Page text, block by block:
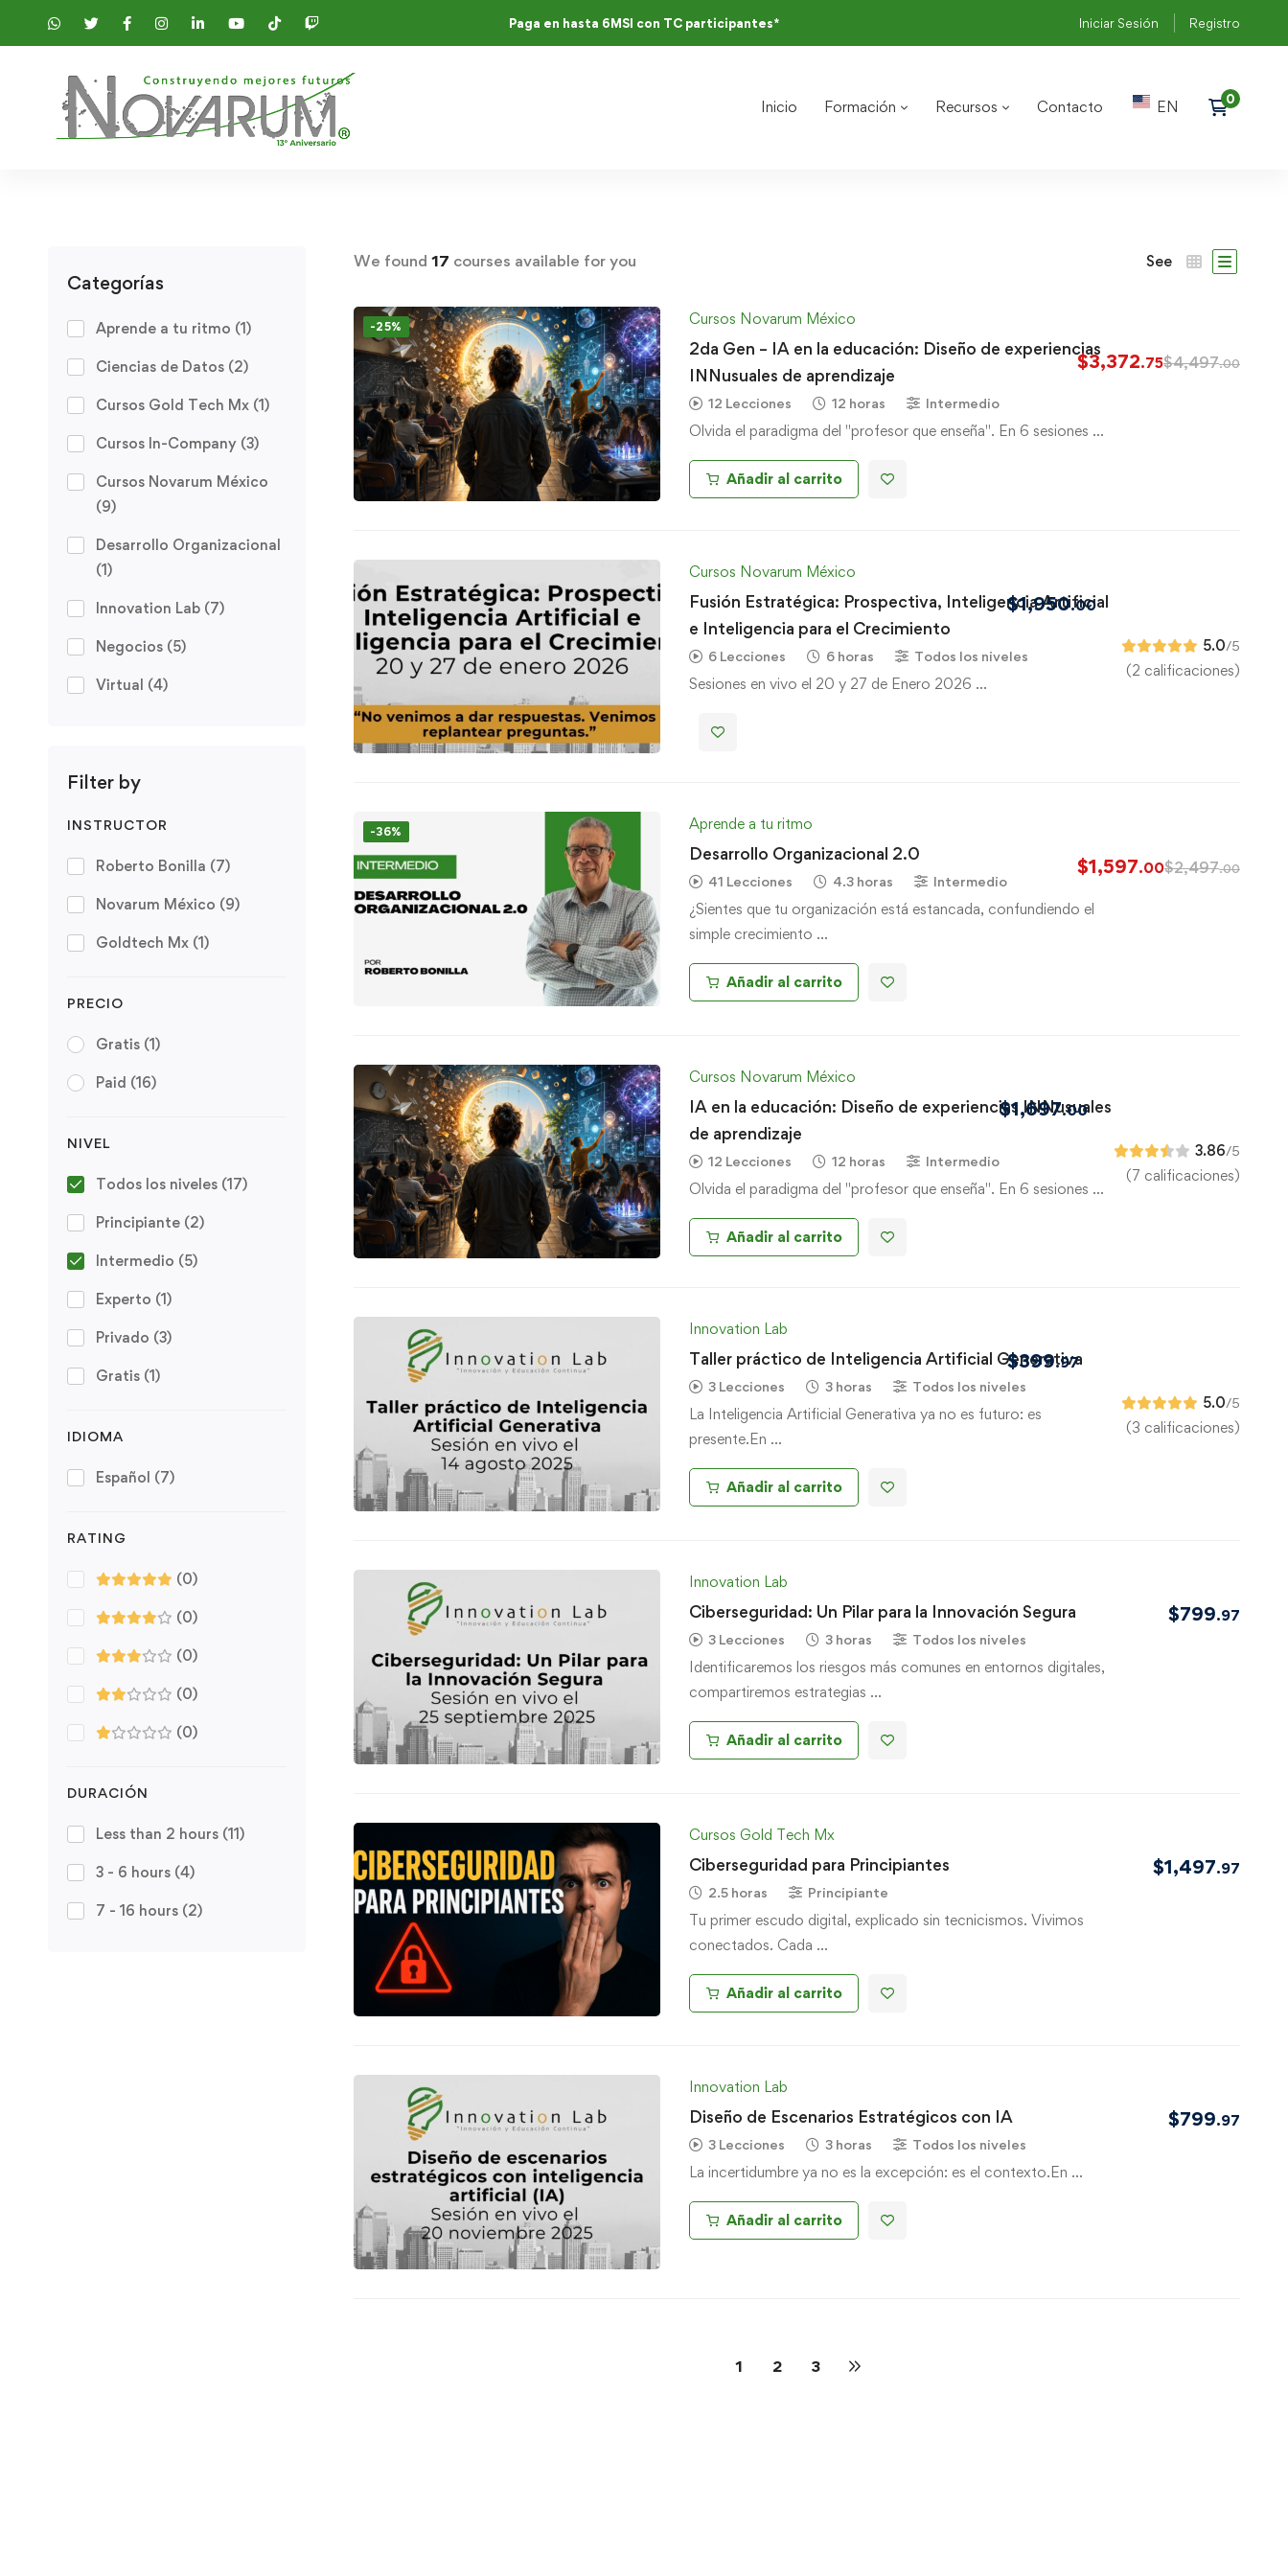
Paga en hasta 6MSI con TC participantes* Iniciar Sesión Registro
Inicio Formación Recursos Contacto EN
Categorías
Aprende a tu ritmo (1)
Ciencias de Datos (2)
Cursos Gold Tech Mx (1)
Cursos In-Company (3)
Cursos Novarum México
(9)
Desarrollo Organizacional
(1)
Innovation Lab (7)
Negocios (5)
Virtual (4)
Filter by
INSTRUCTOR
Roberto Bonilla (7)
Novarum México (9)
Goldtech Mx (1)
PRECIO
Gratis (1)
Paid (16)
NIVEL
Todos los niveles (17)
Principiante (2)
Intermedio (5)
Experto (1)
Privado (3)
Gratis (1)
IDIOMA
Español (7)
RATING
(0)
(0)
(0)
(0)
(0)
DURACIÓN
Less than 2 hours (11)
3 - 6 hours (4)
7 - 16 hours (2)
We found 17 courses available for you See
-25% Cursos Novarum México
2da Gen – IA en la educación: Diseño de experiencias
INNusuales de aprendizaje
12 Lecciones 12 horas Intermedio
Olvida el paradigma del "profesor que enseña". En 6 sesiones …
$3,372.75$4,497.00
Añadir al carrito
Cursos Novarum México
Fusión Estratégica: Prospectiva, Inteligencia Artificial
e Inteligencia para el Crecimiento
6 Lecciones 6 horas Todos los niveles
Sesiones en vivo el 20 y 27 de Enero 2026 …
$1,950.00
5.0/5
(2 calificaciones)
-36% Aprende a tu ritmo
Desarrollo Organizacional 2.0
41 Lecciones 4.3 horas Intermedio
¿Sientes que tu organización está estancada, confundiendo el
simple crecimiento …
$1,597.00$2,497.00
Añadir al carrito
Cursos Novarum México
IA en la educación: Diseño de experiencias INNusuales
de aprendizaje
12 Lecciones 12 horas Intermedio
Olvida el paradigma del "profesor que enseña". En 6 sesiones …
$1,697.00
3.86/5
(7 calificaciones)
Añadir al carrito
Innovation Lab
Taller práctico de Inteligencia Artificial Generativa
3 Lecciones 3 horas Todos los niveles
La Inteligencia Artificial Generativa ya no es futuro: es
presente.En …
$399.97
5.0/5
(3 calificaciones)
Añadir al carrito
Innovation Lab
Ciberseguridad: Un Pilar para la Innovación Segura
3 Lecciones 3 horas Todos los niveles
Identificaremos los riesgos más comunes en entornos digitales,
compartiremos estrategias …
$799.97
Añadir al carrito
Cursos Gold Tech Mx
Ciberseguridad para Principiantes
2.5 horas Principiante
Tu primer escudo digital, explicado sin tecnicismos. Vivimos
conectados. Cada …
$1,497.97
Añadir al carrito
Innovation Lab
Diseño de Escenarios Estratégicos con IA
3 Lecciones 3 horas Todos los niveles
La incertidumbre ya no es la excepción: es el contexto.En …
$799.97
Añadir al carrito
1 2 3